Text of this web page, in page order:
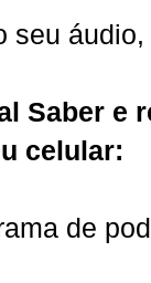
seu
Saber e
celular:
de